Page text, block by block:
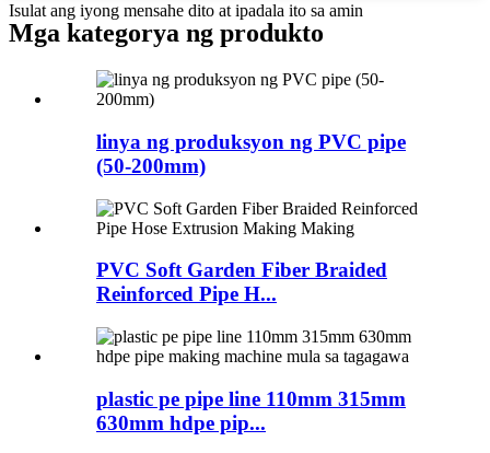
Isulat ang iyong mensahe dito at ipadala ito sa amin
Mga kategorya ng produkto
linya ng produksyon ng PVC pipe
(50-200mm)
PVC Soft Garden Fiber Braided
Reinforced Pipe H...
plastic pe pipe line 110mm 315mm
630mm hdpe pip...